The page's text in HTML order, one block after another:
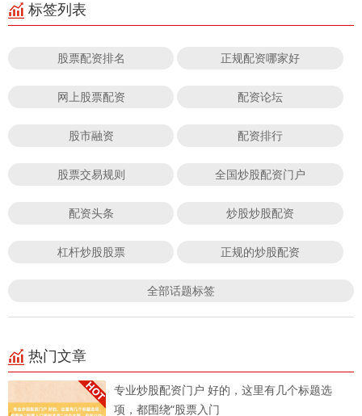
标签列表
股票配资排名 正规配资哪家好
网上股票配资 配资论坛
股市融资 配资排行
股票交易规则 全国炒股配资门户
配资头条 炒股炒股配资
杠杆炒股股票 正规的炒股配资
全部话题标签
热门文章
专业炒股配资门户 好的，这里有几个标题选
项，都围绕“股票入门